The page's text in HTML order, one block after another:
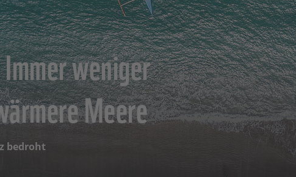
weniger
Meere
bedroht